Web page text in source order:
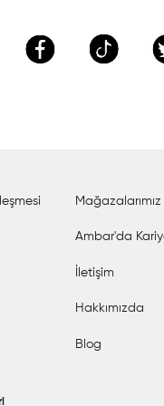
Mağazalarımız
Ambar'da
İletişim
Hakkımızda
Blog